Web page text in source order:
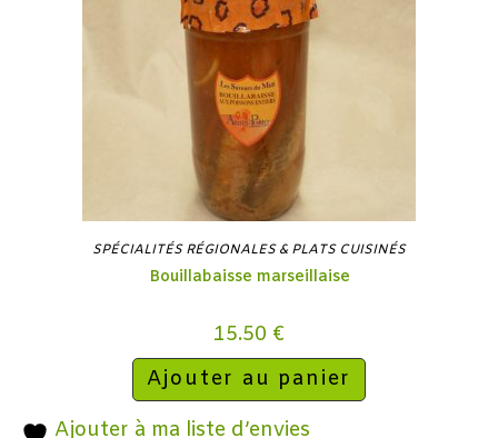
SPÉCIALITÉS RÉGIONALES & PLATS CUISINÉS
Bouillabaisse marseillaise
15.50 €
Ajouter au panier
Ajouter à ma liste d’envies